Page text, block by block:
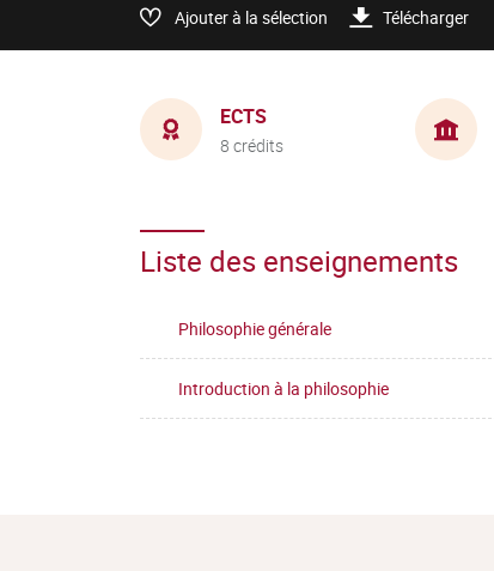
Ajouter à la sélection Télécharger
ECTS
8 crédits
Liste des enseignements
Philosophie générale
Introduction à la philosophie